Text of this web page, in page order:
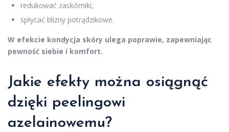
redukować zaskórniki,
spłycać blizny potrądzikowe.
W efekcie kondycja skóry ulega poprawie, zapewniając
pewność siebie i komfort.
Jakie efekty można osiągnąć
dzięki peelingowi
azelainowemu?